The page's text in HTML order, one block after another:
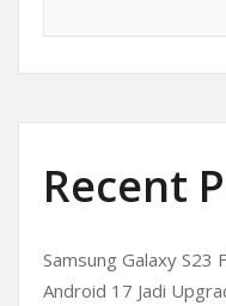
Recent
Samsung Galaxy S23
Android 17 Jadi